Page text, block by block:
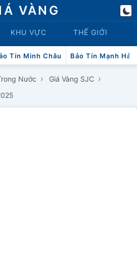
VÀNG
KHU VỰC THẾ GIỚI
Tín Minh Châu Bảo Tín Mạnh Hải
Nước › Giá Vàng SJC ›